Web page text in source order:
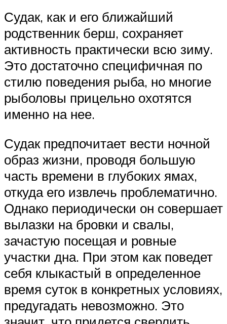
Судак, как и его ближайший
родственник берш, сохраняет
активность практически всю зиму.
Это достаточно специфичная по
стилю поведения рыба, но многие
рыболовы прицельно охотятся
именно на нее.
Судак предпочитает вести ночной
образ жизни, проводя большую
часть времени в глубоких ямах,
откуда его извлечь проблематично.
Однако периодически он совершает
вылазки на бровки и свалы,
зачастую посещая и ровные
участки дна. При этом как поведет
себя клыкастый в определенное
время суток в конкретных условиях,
предугадать невозможно. Это